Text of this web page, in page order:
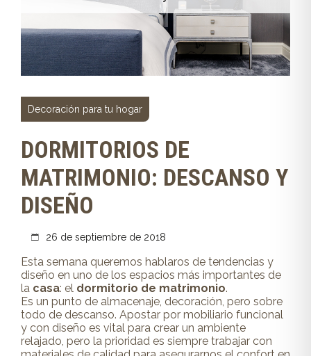
Decoración para tu hogar
DORMITORIOS DE
MATRIMONIO: DESCANSO Y
DISEÑO
26 de septiembre de 2018
Esta semana queremos hablaros de tendencias y
diseño en uno de los espacios más importantes de
la casa: el dormitorio de matrimonio.
Es un punto de almacenaje, decoración, pero sobre
todo de descanso. Apostar por mobiliario funcional
y con diseño es vital para crear un ambiente
relajado, pero la prioridad es siempre trabajar con